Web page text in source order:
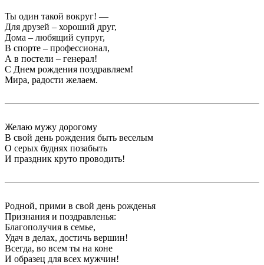
Ты один такой вокруг! —
Для друзей – хороший друг,
Дома – любящий супруг,
В спорте – профессионал,
А в постели – генерал!
С Днем рождения поздравляем!
Мира, радости желаем.
Желаю мужу дорогому
В свой день рождения быть веселым
О серых буднях позабыть
И праздник круто проводить!
Родной, прими в свой день рожденья
Признания и поздравленья:
Благополучия в семье,
Удач в делах, достичь вершин!
Всегда, во всем ты на коне
И образец для всех мужчин!